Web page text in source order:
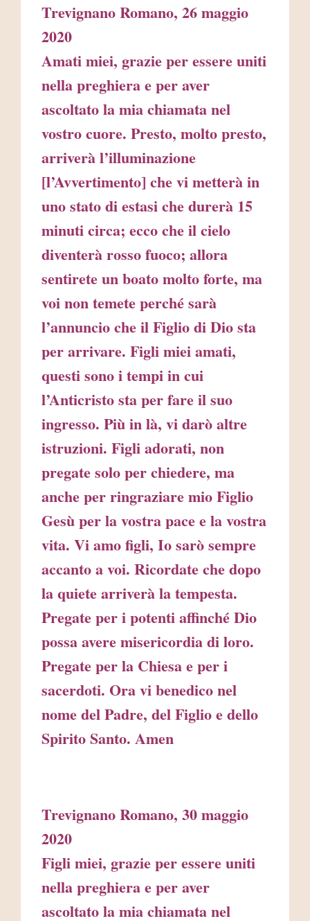
Trevignano Romano, 26 maggio
2020
Amati miei, grazie per essere uniti
nella preghiera e per aver
ascoltato la mia chiamata nel
vostro cuore. Presto, molto presto,
arriverà l’illuminazione
[l’Avvertimento] che vi metterà in
uno stato di estasi che durerà 15
minuti circa; ecco che il cielo
diventerà rosso fuoco; allora
sentirete un boato molto forte, ma
voi non temete perché sarà
l’annuncio che il Figlio di Dio sta
per arrivare. Figli miei amati,
questi sono i tempi in cui
l’Anticristo sta per fare il suo
ingresso. Più in là, vi darò altre
istruzioni. Figli adorati, non
pregate solo per chiedere, ma
anche per ringraziare mio Figlio
Gesù per la vostra pace e la vostra
vita. Vi amo figli, Io sarò sempre
accanto a voi. Ricordate che dopo
la quiete arriverà la tempesta.
Pregate per i potenti affinché Dio
possa avere misericordia di loro.
Pregate per la Chiesa e per i
sacerdoti. Ora vi benedico nel
nome del Padre, del Figlio e dello
Spirito Santo. Amen
Trevignano Romano, 30 maggio
2020
Figli miei, grazie per essere uniti
nella preghiera e per aver
ascoltato la mia chiamata nel